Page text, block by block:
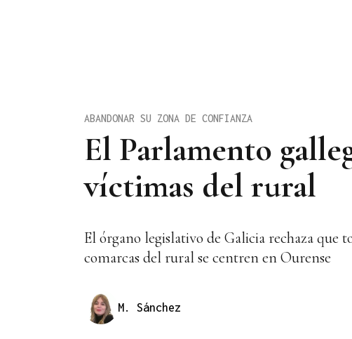
El Parlamento
víctimas del rural
ABANDONAR SU ZONA DE CONFIANZA
El órgano legislativo de Galicia rechaza que
comarcas del rural se centren en Ourense
M. Sánchez